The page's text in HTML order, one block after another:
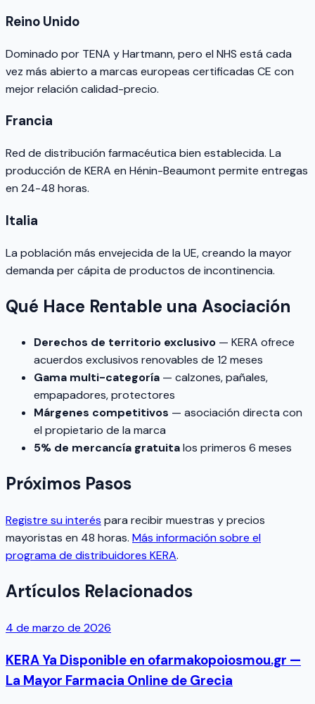
Reino Unido
Dominado por TENA y Hartmann, pero el NHS está cada
vez más abierto a marcas europeas certificadas CE con
mejor relación calidad-precio.
Francia
Red de distribución farmacéutica bien establecida. La
producción de KERA en Hénin-Beaumont permite entregas
en 24-48 horas.
Italia
La población más envejecida de la UE, creando la mayor
demanda per cápita de productos de incontinencia.
Qué Hace Rentable una Asociación
Derechos de territorio exclusivo — KERA ofrece
acuerdos exclusivos renovables de 12 meses
Gama multi-categoría — calzones, pañales,
empapadores, protectores
Márgenes competitivos — asociación directa con
el propietario de la marca
5% de mercancía gratuitalos primeros 6 meses
Próximos Pasos
Registre su interés para recibir muestras y precios
mayoristas en 48 horas. Más información sobre el
programa de distribuidores KERA.
Artículos Relacionados
4 de marzo de 2026
KERA Ya Disponible en ofarmakopoiosmou.gr —
La Mayor Farmacia Online de Grecia